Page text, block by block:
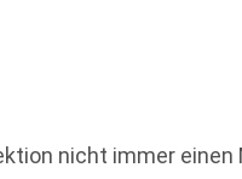
nicht immer einen